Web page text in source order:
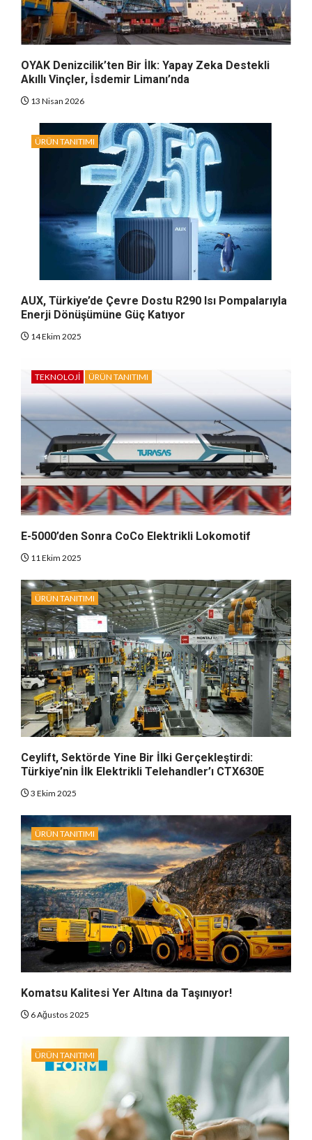
OYAK Denizcilik’ten Bir İlk: Yapay Zeka Destekli
Akıllı Vinçler, İsdemir Limanı’nda
13 Nisan 2026
ÜRÜN TANITIMI
AUX, Türkiye’de Çevre Dostu R290 Isı Pompalarıyla
Enerji Dönüşümüne Güç Katıyor
14 Ekim 2025
TEKNOLOJI ÜRÜN TANITIMI
E-5000’den Sonra CoCo Elektrikli Lokomotif
11 Ekim 2025
ÜRÜN TANITIMI
Ceylift, Sektörde Yine Bir İlki Gerçekleştirdi:
Türkiye’nin İlk Elektrikli Telehandler’ı CTX630E
3 Ekim 2025
ÜRÜN TANITIMI
Komatsu Kalitesi Yer Altına da Taşınıyor!
6 Ağustos 2025
ÜRÜN TANITIMI